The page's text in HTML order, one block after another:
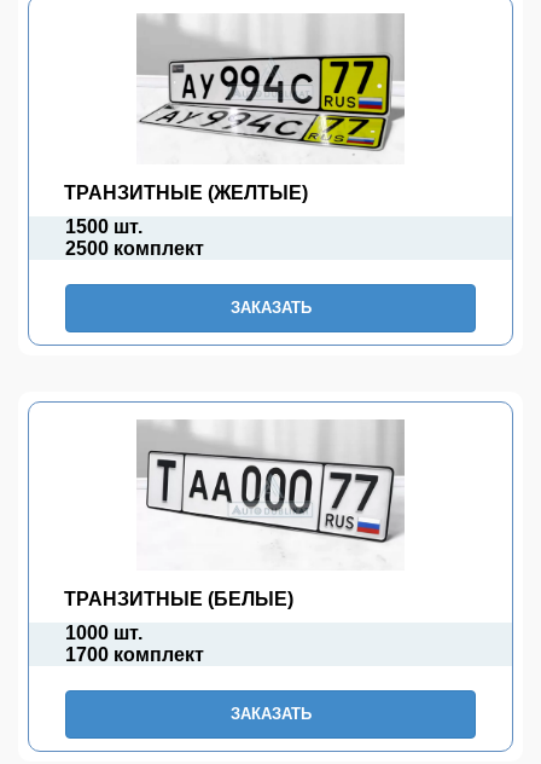
ТРАНЗИТНЫЕ (ЖЕЛТЫЕ)
1500 шт.
2500 комплект
ЗАКАЗАТЬ
ТРАНЗИТНЫЕ (БЕЛЫЕ)
1000 шт.
1700 комплект
ЗАКАЗАТЬ